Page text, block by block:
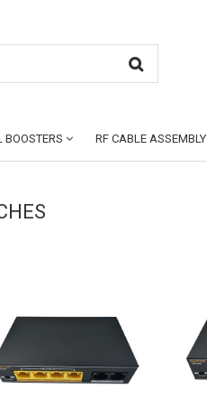
BOOSTERS RF CABLE ASSEMBLY